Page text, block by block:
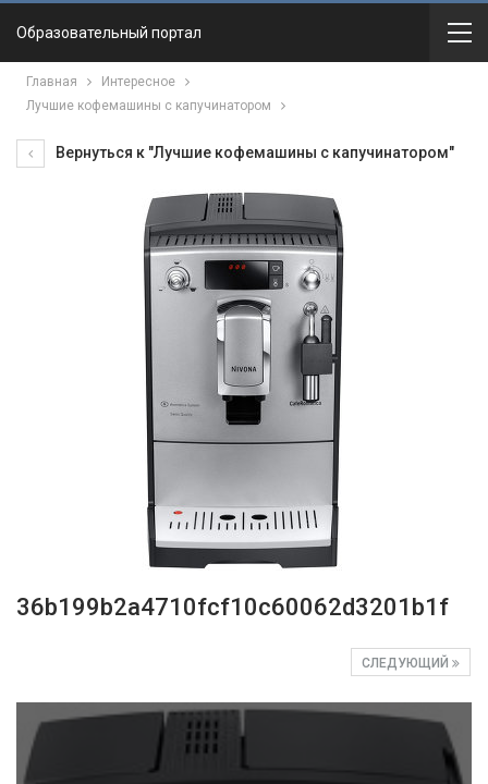
Образовательный портал
Главная
Интересное
Лучшие кофемашины с капучинатором
Вернуться к "Лучшие кофемашины с капучинатором"
36b199b2a4710fcf10c60062d3201b1f
СЛЕДУЮЩИЙ